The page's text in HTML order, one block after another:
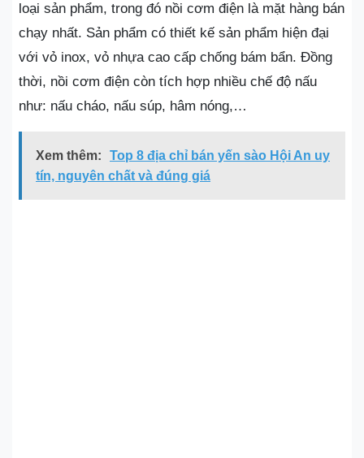
loại sản phẩm, trong đó nồi cơm điện là mặt hàng bán
chạy nhất. Sản phẩm có thiết kế sản phẩm hiện đại
với vỏ inox, vỏ nhựa cao cấp chống bám bẩn. Đồng
thời, nồi cơm điện còn tích hợp nhiều chế độ nấu
như: nấu cháo, nấu súp, hâm nóng,…
Xem thêm:
Top 8 địa chỉ bán yến sào Hội An uy
tín, nguyên chất và đúng giá